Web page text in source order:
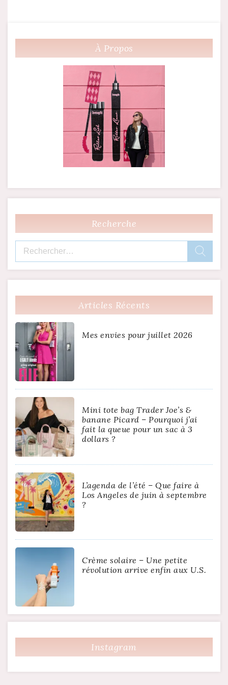
À Propos
Recherche
Rechercher :
Articles Récents
Mes envies pour juillet 2026
Mini tote bag Trader Joe’s &
banane Picard – Pourquoi j’ai
fait la queue pour un sac à 3
dollars ?
L’agenda de l’été – Que faire à
Los Angeles de juin à septembre
?
Crème solaire – Une petite
révolution arrive enfin aux U.S.
Instagram